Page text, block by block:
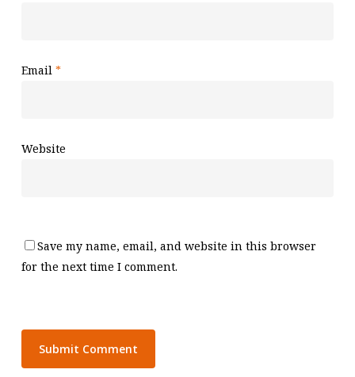
Email *
Website
Save my name, email, and website in this browser
for the next time I comment.